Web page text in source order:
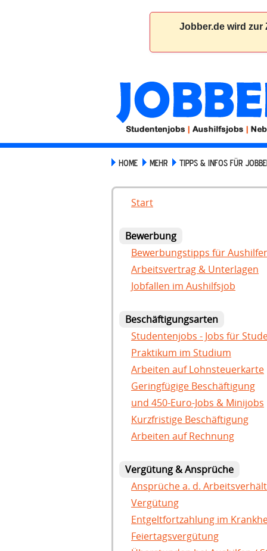
HOME MEHR TIPPS & INFOS FÜR
Start
Bewerbung
Bewerbungstipps für
Arbeitsvertrag & Unterlagen
Jobfallen im Aushilfsjob
Beschäftigungsarten
Studentenjobs - Jobs für
Praktikum im Studium
Arbeiten auf Lohnsteuerkarte
Geringfügige Beschäftigung
und 450-Euro-Jobs & Minijobs
Kurzfristige Beschäftigung
Arbeiten auf Rechnung
Vergütung & Ansprüche
Ansprüche a. d.
Vergütung
Entgeltfortzahlung im
Feiertagsvergütung